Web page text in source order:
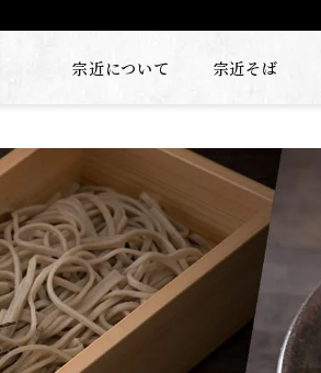
宗近について 宗近そば